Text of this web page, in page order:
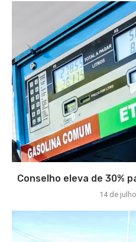
Conselho eleva de 30%
14 de